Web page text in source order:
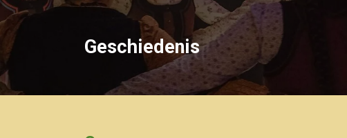
Geschiedenis